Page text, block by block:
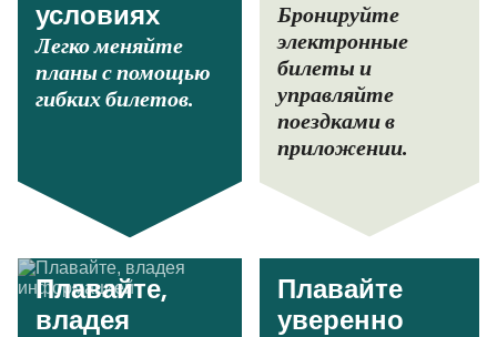
условиях
Легко меняйте
планы с помощью
гибких билетов.
Бронируйте
электронные
билеты и
управляйте
поездками в
приложении.
Плавайте,
владея
Плавайте
уверенно